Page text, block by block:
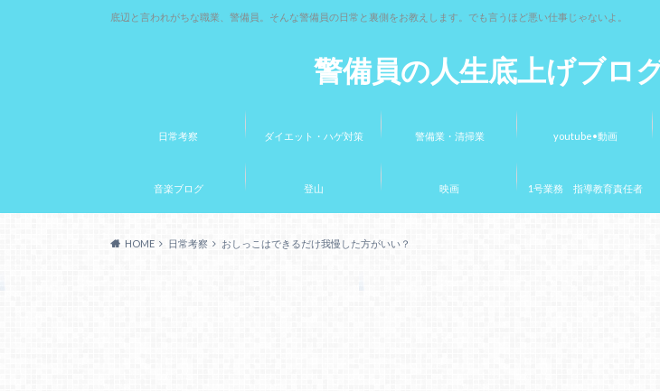
警備員の人生底上げブロ
底辺と言われがちな職業、警備員。そんな警備員の日常と裏側をお教えします。でも言うほど悪い仕事じゃないよ。
日常考察 ダイエット・ハゲ対策 警備業・清掃業 youtube•動画
音楽ブログ 登山 映画 1号業務 指導教育責任者
HOME 日常考察 おしっこはできるだけ我慢した方がいい？